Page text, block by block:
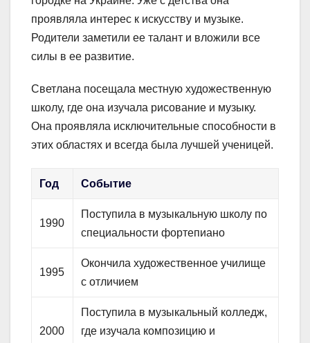
проявляла интерес к искусству и музыке.
Родители заметили ее талант и вложили все
силы в ее развитие.
Светлана посещала местную художественную
школу, где она изучала рисование и музыку.
Она проявляла исключительные способности в
этих областях и всегда была лучшей ученицей.
Год Событие
1990
Поступила в музыкальную школу по
специальности фортепиано
1995
Окончила художественное училище
с отличием
2000
Поступила в музыкальный колледж,
где изучала композицию и